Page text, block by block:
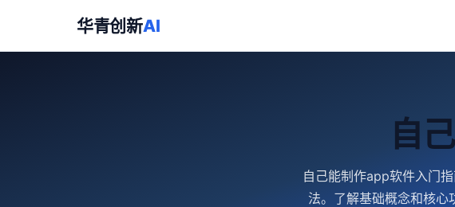
华青创新AI
自
自己能制作app软件入门
法。了解基础概念和核